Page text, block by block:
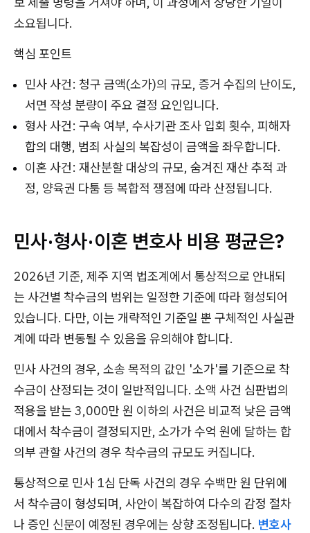
소요됩니다.
핵심 포인트
민사 사건: 청구 금액(소가)의 규모, 증거 수집의 난이도,
서면 작성 분량이 주요 결정 요인입니다.
형사 사건: 구속 여부, 수사기관 조사 입회 횟수, 피해자
합의 대행, 범죄 사실의 복잡성이 금액을 좌우합니다.
이혼 사건: 재산분할 대상의 규모, 숨겨진 재산 추적 과
정, 양육권 다툼 등 복합적 쟁점에 따라 산정됩니다.
민사·형사·이혼 변호사 비용 평균은?
2026년 기준, 제주 지역 법조계에서 통상적으로 안내되
는 사건별 착수금의 범위는 일정한 기준에 따라 형성되어
있습니다. 다만, 이는 개략적인 기준일 뿐 구체적인 사실관
계에 따라 변동될 수 있음을 유의해야 합니다.
민사 사건의 경우, 소송 목적의 값인 '소가'를 기준으로 착
수금이 산정되는 것이 일반적입니다. 소액 사건 심판법의
적용을 받는 3,000만 원 이하의 사건은 비교적 낮은 금액
대에서 착수금이 결정되지만, 소가가 수억 원에 달하는 합
의부 관할 사건의 경우 착수금의 규모도 커집니다.
통상적으로 민사 1심 단독 사건의 경우 수백만 원 단위에
서 착수금이 형성되며, 사안이 복잡하여 다수의 감정 절차
나 증인 신문이 예정된 경우에는 상향 조정됩니다. 변호사